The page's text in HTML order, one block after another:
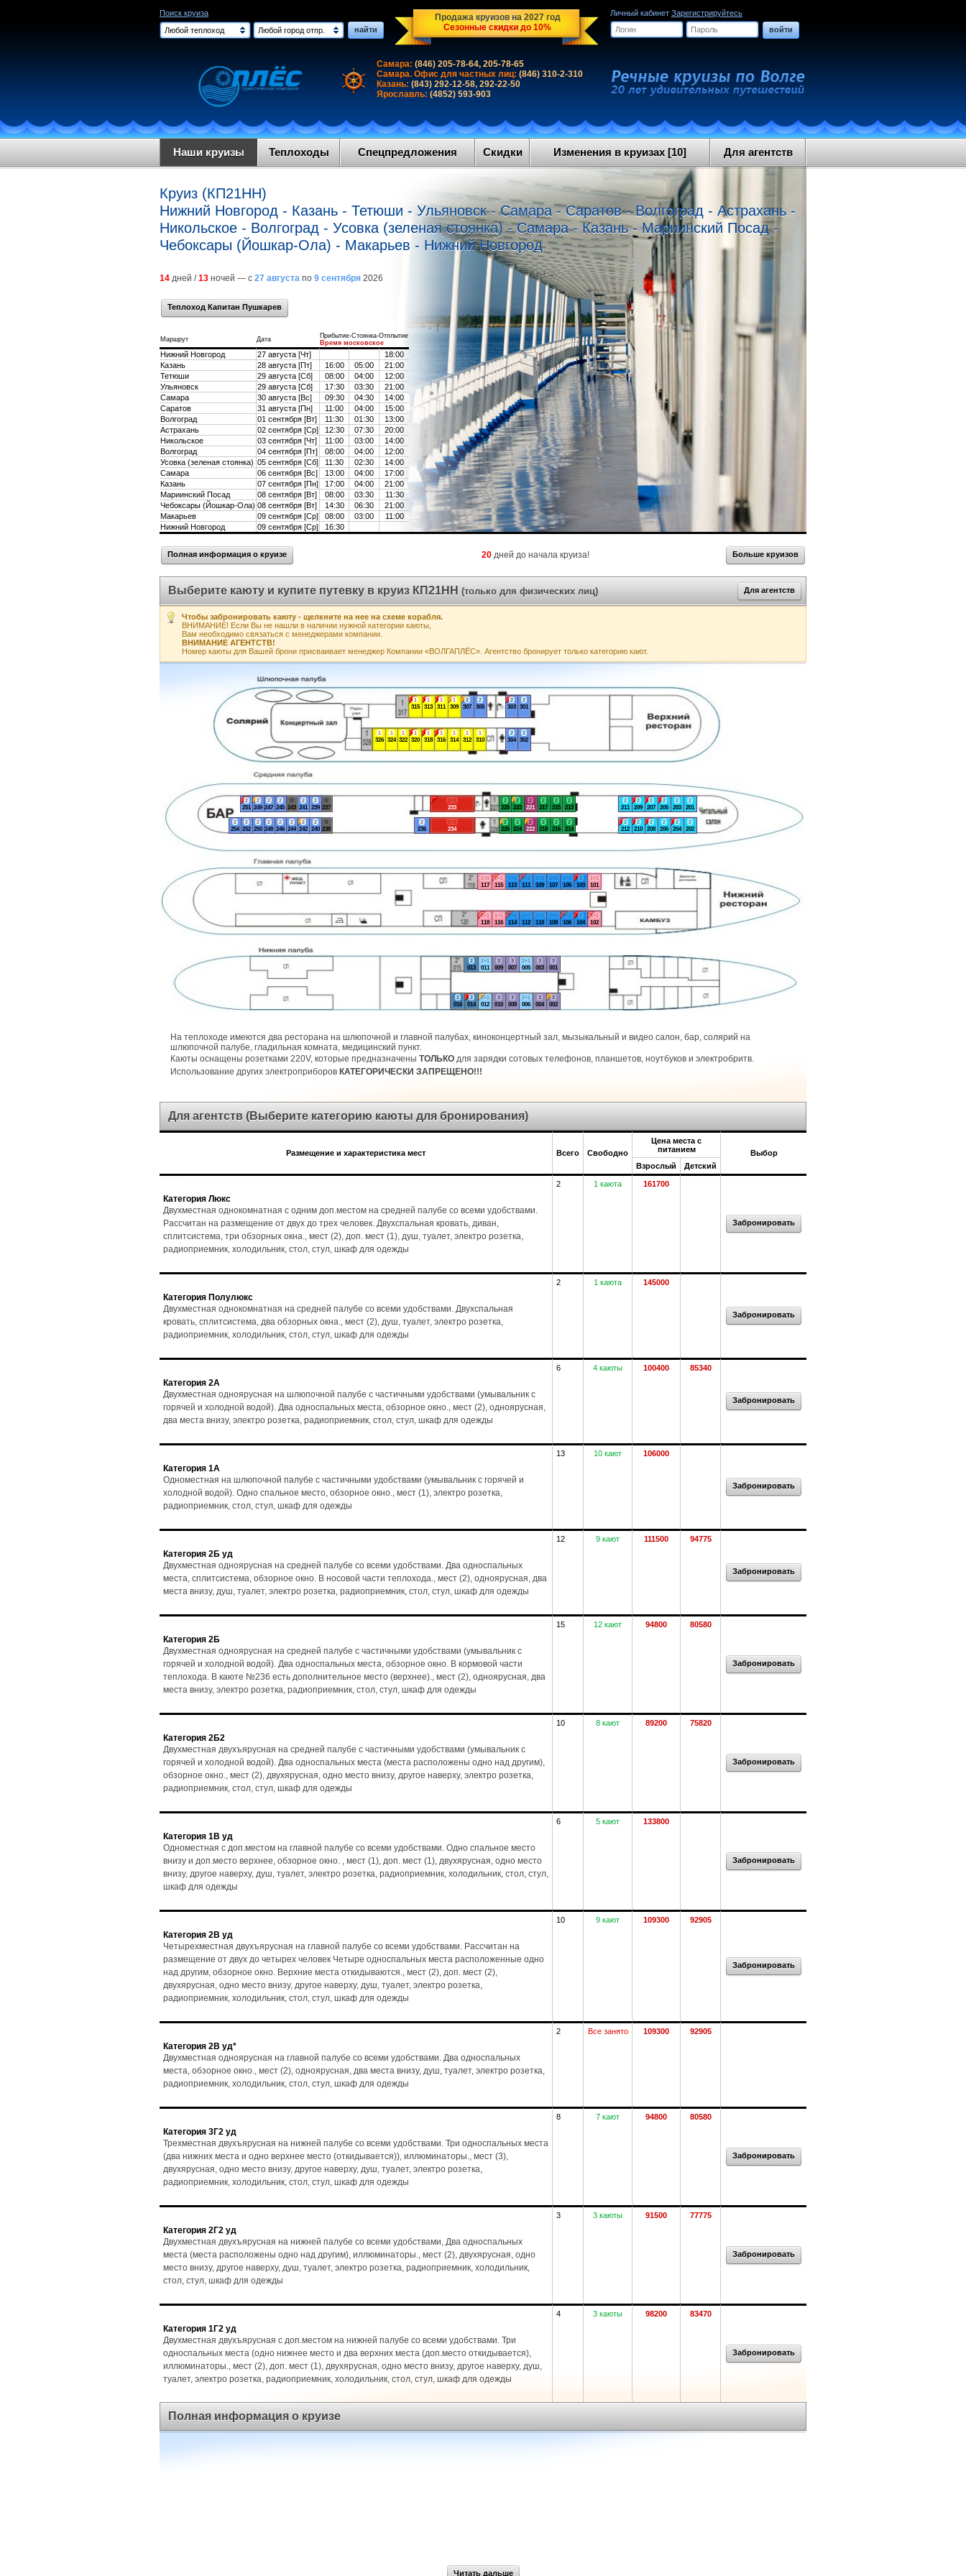
Поиск круиза
Любой теплоход
Любой город отпр. найти
Продажа круизов на 2027 год
Сезонные скидки до 10%
Личный кабинет Зарегистрируйтесь
войти
Самара: (846) 205-78-64, 205-78-65
Самара. Офис для частных лиц: (846) 310-2-310
Казань: (843) 292-12-58, 292-22-50
Ярославль: (4852) 593-903
Наши круизы Теплоходы Спецпредложения Скидки Изменения в круизах [10] Для агентств
Круиз (КП21НН)
Нижний Новгород - Казань - Тетюши - Ульяновск - Самара - Саратов - Волгоград - Астрахань -
Никольское - Волгоград - Усовка (зеленая стоянка) - Самара - Казань - Мариинский Посад -
Чебоксары (Йошкар-Ола) - Макарьев - Нижний Новгород
14 дней /13 ночей — с 27 августа по 9 сентября 2026
Теплоход Капитан Пушкарев
Маршрут Дата
Прибытие-Стоянка-Отплытие
Время московское
Нижний Новгород 27 августа [Чт]
18:00
Казань
28 августа [Пт] 16:00 05:00
21:00
Тетюши
29 августа [Сб] 08:00 04:00
12:00
Ульяновск
29 августа [Сб] 17:30 03:30
21:00
Самара
30 августа [Вс] 09:30 04:30
14:00
Саратов
31 августа [Пн] 11:00 04:00
15:00
Волгоград
01 сентября [Вт] 11:30 01:30
13:00
Астрахань
02 сентября [Ср] 12:30 07:30
20:00
Никольское
03 сентября [Чт] 11:00 03:00
14:00
Волгоград
04 сентября [Пт] 08:00 04:00
12:00
Усовка (зеленая стоянка) 05 сентября [Сб] 11:30 02:30
14:00
Самара
06 сентября [Вс] 13:00 04:00
17:00
Казань
07 сентября [Пн] 17:00 04:00
21:00
Мариинский Посад
08 сентября [Вт] 08:00 03:30
11:30
Чебоксары (Йошкар-Ола) 08 сентября [Вт] 14:30 06:30
21:00
Макарьев
09 сентября [Ср] 08:00 03:00
11:00
Нижний Новгород
09 сентября [Ср] 16:30
Полная информация о круизе 20 дней до начала круиза! Больше круизов
Выберите каюту и купите путевку в круиз КП21НН (только для физических лиц) Для агентств
Чтобы забронировать каюту - щелкните на нее на схеме корабля.
ВНИМАНИЕ! Если Вы не нашли в наличии нужной категории каюты,
Вам необходимо связаться с менеджерами компании.
ВНИМАНИЕ АГЕНТСТВ!
Номер каюты для Вашей брони присваивает менеджер Компании «ВОЛГАПЛЁС». Агентство бронирует только категорию кают.
3
001
3
002
3
003
3
004
2+1
005
2+1
006
3
007
3
008
3
009
3
010
2+1
011
2+1
012
2
013
2
014
2
016
1+1
101
1+1
102
2
103
2
104
2+2
105
2+2
106
2+2
107
2+2
108
2+2
109
2+2
110
2+2
111
2+2
112
2+2
113
2+2
114
1+1
115
1+1
116
1+1
117
1+1
118
2
201
2
202
2
203
2
204
2
205
2
206
2
207
2
208
2
209
2
210
2
211
2
212
2
213
2
214
2
215
2
216
2
217
2
218
2
221
2
222
2
223
2
224
2
225
2
226
2+1
233
2+1
234
2
236
0
237
0
238
2
239
2
240
2
241
2
242
0
243
2
244
2
245
2
246
2
247
2
248
2
249
2
250
2
251
2
252
2
254
2
301
2
302
2
303
2
304
2
305
2
307
1
309
1
310
1
311
1
312
1
313
1
314
1
315
1
316
1
318
1
320
1
322
1
324
1
326
На теплоходе имеются два ресторана на шлюпочной и главной палубах, киноконцертный зал, мызыкальный и видео салон, бар, солярий на
шлюпочной палубе, гладильная комната, медицинский пункт.
Каюты оснащены розетками 220V, которые предназначены ТОЛЬКО для зарядки сотовых телефонов, планшетов, ноутбуков и электробритв.
Использование других электроприборов КАТЕГОРИЧЕСКИ ЗАПРЕЩЕНО!!!
Для агентств (Выберите категорию каюты для бронирования)
Размещение и характеристика мест Всего Свободно
Цена места с
питанием
Выбор
Взрослый
Детский
Категория Люкс
Двухместная однокомнатная с одним доп.местом на средней палубе со всеми удобствами.
Рассчитан на размещение от двух до трех человек. Двухспальная кровать, диван,
сплитсистема, три обзорных окна., мест (2), доп. мест (1), душ, туалет, электро розетка,
радиоприемник, холодильник, стол, стул, шкаф для одежды
2 1 каюта 161700
Забронировать
Категория Полулюкс
Двухместная однокомнатная на средней палубе со всеми удобствами. Двухспальная
кровать, сплитсистема, два обзорных окна., мест (2), душ, туалет, электро розетка,
радиоприемник, холодильник, стол, стул, шкаф для одежды
2 1 каюта 145000
Забронировать
Категория 2А
Двухместная одноярусная на шлюпочной палубе с частичными удобствами (умывальник с
горячей и холодной водой). Два односпальных места, обзорное окно., мест (2), одноярусная,
два места внизу, электро розетка, радиоприемник, стол, стул, шкаф для одежды
6 4 каюты 100400 85340
Забронировать
Категория 1А
Одноместная на шлюпочной палубе с частичными удобствами (умывальник с горячей и
холодной водой). Одно спальное место, обзорное окно., мест (1), электро розетка,
радиоприемник, стол, стул, шкаф для одежды
13 10 кают 106000
Забронировать
Категория 2Б уд
Двухместная одноярусная на средней палубе со всеми удобствами. Два односпальных
места, сплитсистема, обзорное окно. В носовой части теплохода., мест (2), одноярусная, два
места внизу, душ, туалет, электро розетка, радиоприемник, стол, стул, шкаф для одежды
12 9 кают 111500 94775
Забронировать
Категория 2Б
Двухместная одноярусная на средней палубе с частичными удобствами (умывальник с
горячей и холодной водой). Два односпальных места, обзорное окно. В кормовой части
теплохода. В каюте №236 есть дополнительное место (верхнее)., мест (2), одноярусная, два
места внизу, электро розетка, радиоприемник, стол, стул, шкаф для одежды
15 12 кают 94800 80580
Забронировать
Категория 2Б2
Двухместная двухъярусная на средней палубе с частичными удобствами (умывальник с
горячей и холодной водой). Два односпальных места (места расположены одно над другим),
обзорное окно., мест (2), двухярусная, одно место внизу, другое наверху, электро розетка,
радиоприемник, стол, стул, шкаф для одежды
10 8 кают 89200 75820
Забронировать
Категория 1В уд
Одноместная с доп.местом на главной палубе со всеми удобствами. Одно спальное место
внизу и доп.место верхнее, обзорное окно. , мест (1), доп. мест (1), двухярусная, одно место
внизу, другое наверху, душ, туалет, электро розетка, радиоприемник, холодильник, стол, стул,
шкаф для одежды
6 5 кают 133800
Забронировать
Категория 2В уд
Четырехместная двухъярусная на главной палубе со всеми удобствами. Рассчитан на
размещение от двух до четырех человек Четыре односпальных места расположенные одно
над другим, обзорное окно. Верхние места откидываются., мест (2), доп. мест (2),
двухярусная, одно место внизу, другое наверху, душ, туалет, электро розетка,
радиоприемник, холодильник, стол, стул, шкаф для одежды
10 9 кают 109300 92905
Забронировать
Категория 2В уд*
Двухместная одноярусная на главной палубе со всеми удобствами. Два односпальных
места, обзорное окно., мест (2), одноярусная, два места внизу, душ, туалет, электро розетка,
радиоприемник, холодильник, стол, стул, шкаф для одежды
2 Все занято 109300 92905
Категория 3Г2 уд
Трехместная двухъярусная на нижней палубе со всеми удобствами. Три односпальных места
(два нижних места и одно верхнее место (откидывается)), иллюминаторы., мест (3),
двухярусная, одно место внизу, другое наверху, душ, туалет, электро розетка,
радиоприемник, холодильник, стол, стул, шкаф для одежды
8 7 кают 94800 80580
Забронировать
Категория 2Г2 уд
Двухместная двухъярусная на нижней палубе со всеми удобствами, Два односпальных
места (места расположены одно над другим), иллюминаторы., мест (2), двухярусная, одно
место внизу, другое наверху, душ, туалет, электро розетка, радиоприемник, холодильник,
стол, стул, шкаф для одежды
3 3 каюты 91500 77775
Забронировать
Категория 1Г2 уд
Двухместная двухъярусная с доп.местом на нижней палубе со всеми удобствами. Три
односпальных места (одно нижнее место и два верхних места (доп.место откидывается),
иллюминаторы., мест (2), доп. мест (1), двухярусная, одно место внизу, другое наверху, душ,
туалет, электро розетка, радиоприемник, холодильник, стол, стул, шкаф для одежды
4 3 каюты 98200 83470
Забронировать
Полная информация о круизе
Читать дальше